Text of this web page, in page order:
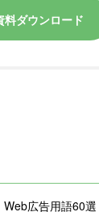
料ダウンロード
Web広告用語60